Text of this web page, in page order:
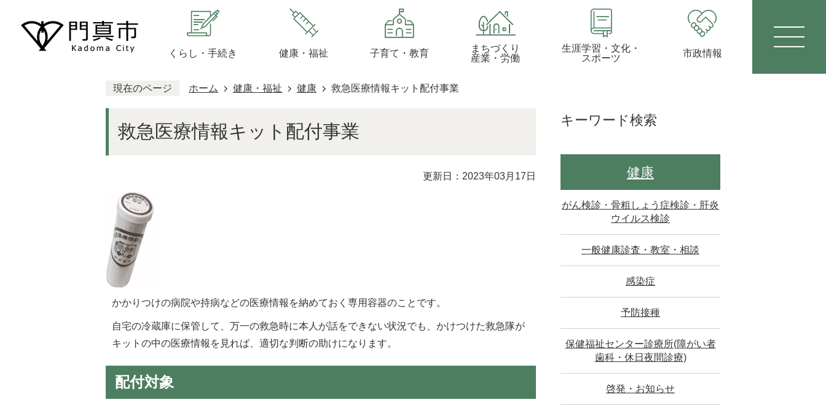
くらし・手続き 健康・福祉 子育て・教育
まちづくり
産業・労働
生涯学習・文化・
スポーツ
市政情報
現在のページ ホーム 健康・福祉 健康 救急医療情報キット配付事業
救急医療情報キット配付事業
更新日：2023年03月17日
かかりつけの病院や持病などの医療情報を納めておく専用容器のことです。
自宅の冷蔵庫に保管して、万一の救急時に本人が話をできない状況でも、かけつけた救急隊が
キットの中の医療情報を見れば、適切な判断の助けになります。
配付対象
キーワード検索
健康
がん検診・骨粗しょう症検診・肝炎
ウイルス検診
一般健康診査・教室・相談
感染症
予防接種
保健福祉センター診療所(障がい者
歯科・休日夜間診療)
啓発・お知らせ